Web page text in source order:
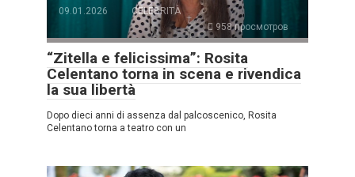
09.01.2026
CELEBRITÀ
958 просмотров
“Zitella e felicissima”: Rosita
Celentano torna in scena e rivendica
la sua libertà
Dopo dieci anni di assenza dal palcoscenico, Rosita
Celentano torna a teatro con un